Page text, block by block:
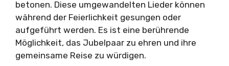
betonen. Diese umgewandelten Lieder können
während der Feierlichkeit gesungen oder
aufgeführt werden. Es ist eine berührende
Möglichkeit, das Jubelpaar zu ehren und ihre
gemeinsame Reise zu würdigen.